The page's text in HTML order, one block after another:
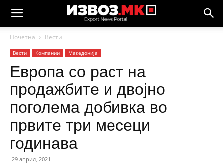
Почетна Вести
Вести Компании Македонија
Европа со раст на
продажбите и двојно
поголема добивка во
првите три месеци
годинава
29 април, 2021